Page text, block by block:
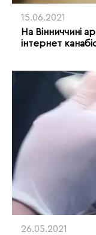
15.06.2021
На Вінниччині
інтернет
26.05.2021